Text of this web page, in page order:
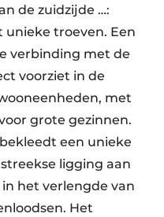
de zuidzijde …:
troeven. Een
verbinding met de
voorziet in de
met
grote gezinnen.
een unieke
ligging aan
het verlengde van
Het